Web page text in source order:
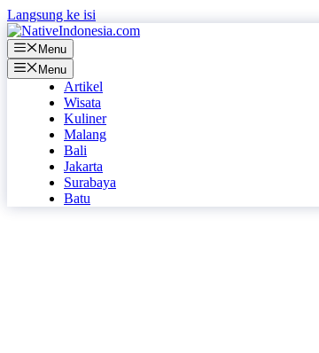
Langsung ke isi
Menu
Menu
Artikel
Wisata
Kuliner
Malang
Bali
Jakarta
Surabaya
Batu